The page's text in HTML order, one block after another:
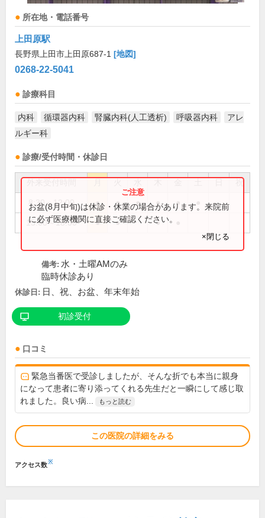
所在地・電話番号
上田原駅
長野県上田市上田原687-1 [地図]
0268-22-5041
診療科目
内科 循環器内科 腎臓内科(人工透析) 呼吸器内科
アレ
ルギー科
診療/受付時間・休診日
祝
8:30～12:00 ● ● ● ● ●
15:00～18:00 ● ● ●
お盆(8月中旬)は休診・休業の場合があります。来院前
に必ず医療機関に直接ご確認ください。
×閉じる
備考: 水・土曜AMのみ
臨時休診あり
休診日: 日、祝、お盆、年末年始
初診受付
口コミ
緊急当番医で受診しましたが、そんな折でも本当に親身
になって患者に寄り添ってくれる先生だと一瞬にして感じ取
れました。良い病...
もっと読む
この医院の詳細をみる
アクセス数※